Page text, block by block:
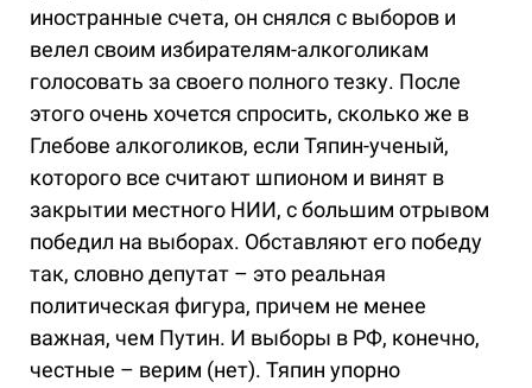
иностранные счета, он снялся с выборов и
велел своим избирателям-алкоголикам
голосовать за своего полного тезку. После
этого очень хочется спросить, сколько же в
Глебове алкоголиков, если Тяпин-ученый,
которого все считают шпионом и винят в
закрытии местного НИИ, с большим отрывом
победил на выборах. Обставляют его победу
так, словно депутат – это реальная
политическая фигура, причем не менее
важная, чем Путин. И выборы в РФ, конечно,
честные – верим (нет). Тяпин упорно